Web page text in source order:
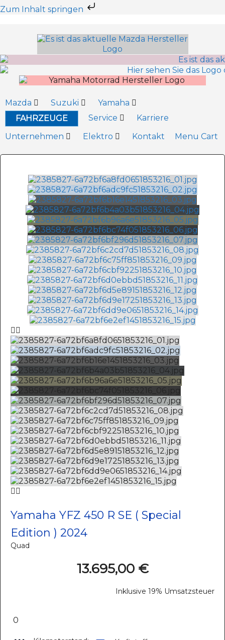
Zum Inhalt springen
Mazda Suzuki
Yamaha
FAHRZEUGE
Service
Karriere
Unternehmen
Elektro Kontakt Menu Cart
Yamaha YFZ 450 R SE ( Special
Edition ) 2024
Quad
13.695,00 €
Inklusive 19% Umsatzsteuer
0